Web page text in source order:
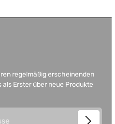
regelmäßig erscheinenden
Erster über neue Produkte